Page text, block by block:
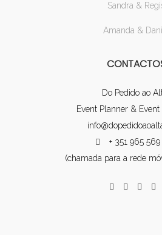
Sandra &
Amanda &
Do Pedido ao
Event Planner &
+ 351 965
(chamada para a rede